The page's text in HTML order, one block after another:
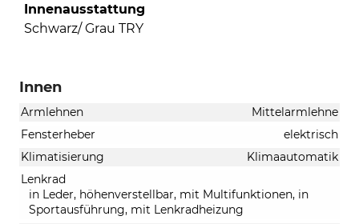
Innenausstattung
Schwarz/ Grau TRY
Innen
Armlehnen
Mittelarmlehne
Fensterheber
elektrisch
Klimatisierung
Klimaautomatik
Lenkrad
in Leder, höhenverstellbar, mit Multifunktionen, in
Sportausführung, mit Lenkradheizung